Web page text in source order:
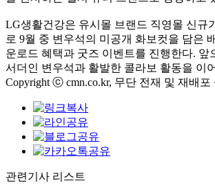
LG생활건강은 유시몰 브랜드 직영몰 신규
로 9월 중 변우석의 미공개 화보컷을 담은
운로드 혜택과 굿즈 이벤트를 진행한다. 앞
서더인 변우석과 활발한 콜라보 활동을 이
Copyright ⓒ cmn.co.kr, 무단 전재 및 재배포
관련기사 리스트